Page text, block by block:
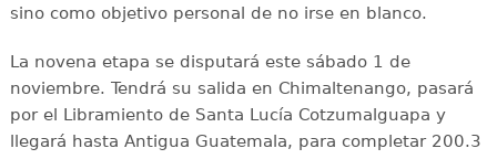
sino como objetivo personal de no irse en blanco.
La novena etapa se disputará este sábado 1 de
noviembre. Tendrá su salida en Chimaltenango, pasará
por el Libramiento de Santa Lucía Cotzumalguapa y
llegará hasta Antigua Guatemala, para completar 200.3